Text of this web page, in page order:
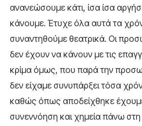
ανανεώσουμε κάτι, ίσα ίσα
κάνουμε. Έτυχε όλα αυτά τα
συναντηθούμε θεατρικά. Οι
δεν έχουν να κάνουν με τις
κρίμα όμως, που παρά την
δεν είχαμε συνυπάρξει τόσα
καθώς όπως αποδείχθηκε
συνεννόηση και χημεία πάνω